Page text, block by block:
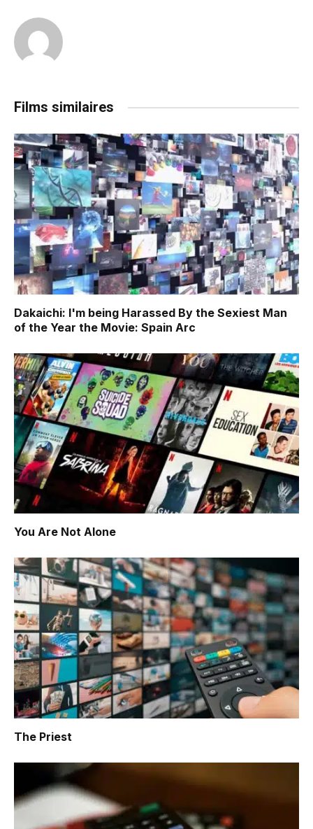
Films similaires
Dakaichi: I'm being Harassed By the Sexiest Man
of the Year the Movie: Spain Arc
You Are Not Alone
The Priest